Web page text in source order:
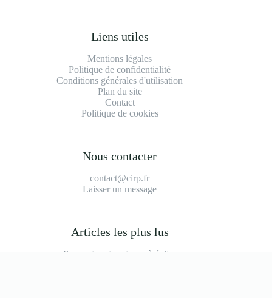
Liens utiles
Mentions légales
Politique de confidentialité
Conditions générales d'utilisation
Plan du site
Contact
Politique de cookies
Nous contacter
contact@cirp.fr
Laisser un message
Articles les plus lus
Peugeot partner tepee à éviter